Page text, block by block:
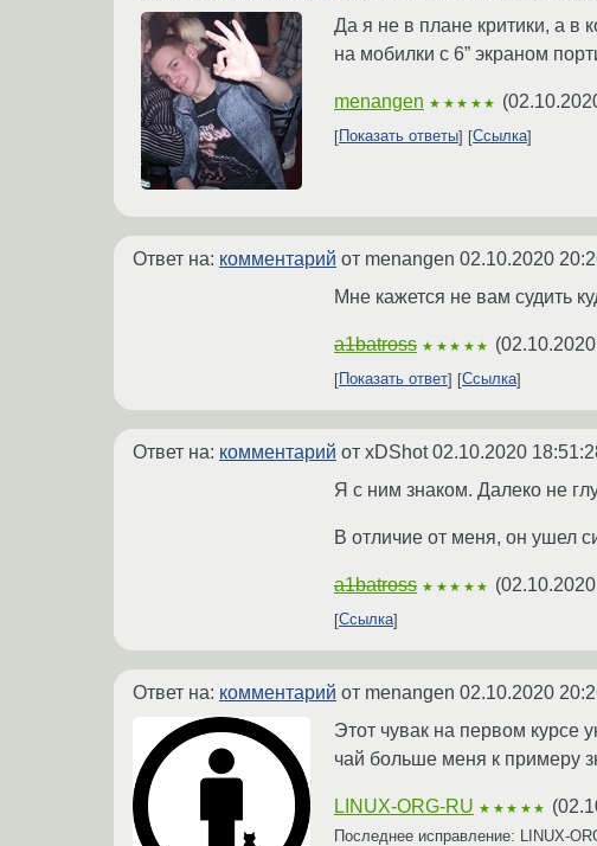
Да я не в плане критики, а в
на мобилки с 6” экраном
menangen ★★★★★ (
Показать ответы Ссылка
Ответ на: комментарий от menangen 02.10.2020
Мне кажется не вам судить
a1batross ★★★★★ (
Показать ответ Ссылка
Ответ на: комментарий от xDShot02.10.2020
Я с ним знаком. Далеко не
В отличие от меня, он ушел
a1batross ★★★★★ (
Ссылка
Ответ на: комментарий от menangen 02.10.2020
Этот чувак на первом курсе
чай больше меня к примеру
LINUX-ORG-RU ★★★★★ (
Последнее исправление: LINUX-